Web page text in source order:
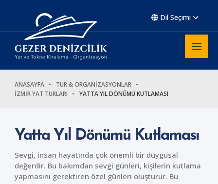
Dil Seçimi
ANASAYFA
TUR & ORGANİZASYONLAR
İZMİR YAT TURLARI
YATTA YIL DÖNÜMÜ KUTLAMASI
Yatta Yıl Dönümü Kutlaması
Sevgi, insan hayatında çok önemli bir duygusal
değerdir. Bu bakımdan sevgi günleri, kişilerin kutlama
yapmasını gerektiren özel günleri oluşturur. Bu